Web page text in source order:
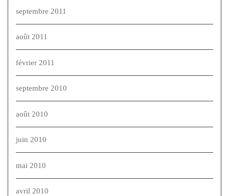
septembre 2011
août 2011
février 2011
septembre 2010
août 2010
juin 2010
mai 2010
avril 2010